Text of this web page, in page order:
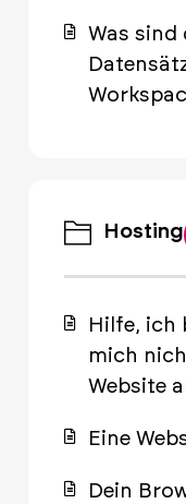
Was sind
Hosting
Hilfe, ich
mich
Website
Eine
Dein